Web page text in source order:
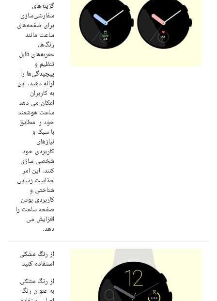
گزینه‌های
سفارشی‌سازی
برای صفحه‌های
ساعت مانند
رنگ‌ها،
عقربه‌های قابل
تنظیم و
پیچیدگی‌ها را
ارائه دهید. این
به کاربران
امکان می دهد
ساعت هوشمند
خود را مطابق
با سبک و
نیازهای
کاربردی خود
شخصی سازی
کنند. این امر
جذابیت زیبایی
شناختی و
کاربردی بودن
صفحه ساعت را
افزایش می
دهد.
از رنگ مشکی
استفاده کنید
از رنگ مشکی
به عنوان رنگ